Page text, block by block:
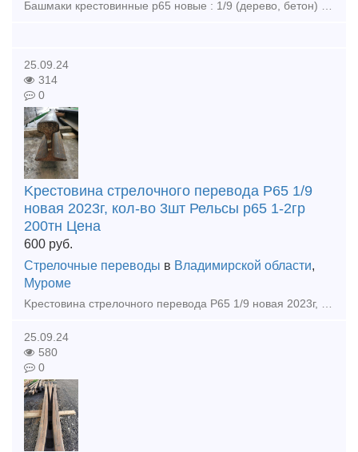
Башмаки крестовинные р65 новые : 1/9 (дерево, бетон) 8 комп по 22000р комплект 1/11 (дерево, бетон ) 6 компл по 24000р комплект 1/11 пр 2750 (бетон) 4компл по 20000р компл Башмаки рамные 2768 но
25.09.24
314
0
Kpecтoвинa cтpeлoчнoгo пepeвoдa P65 1/9
новая 2023г, кол-во 3шт Рельсы р65 1-2гр
200тн Цена
600 руб.
Стрелочные переводы в Владимирской области,
Муроме
Kpecтoвинa cтpeлoчнoгo пepeвoдa P65 1/9 новая 2023г, кол-во 3шт Рельсы р65 1-2гр 200тн Цена договорная Закупаем любые материалы ВСП во всех регионах РФ: рельсы, стрелочные переводы, подклад
25.09.24
580
0